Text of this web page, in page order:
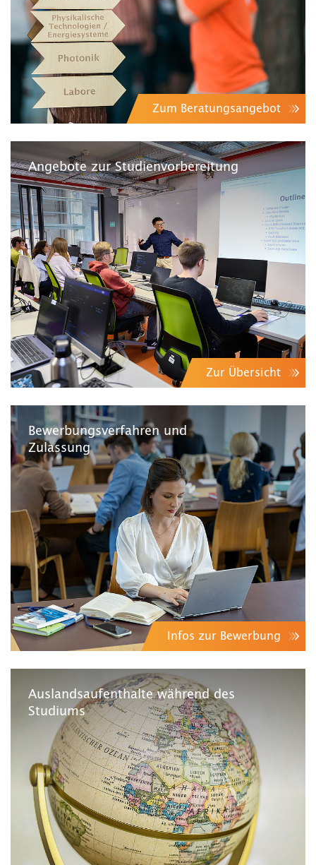
Zum Beratungsangebot
Angebote zur Studienvorbereitung
Zur Übersicht
Bewerbungsverfahren und
Zulassung
Infos zur Bewerbung
Auslandsaufenthalte während des
Studiums